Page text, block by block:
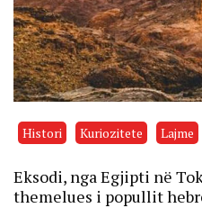
Histori Kuriozitete Lajme
Eksodi, nga Egjipti në
themelues i popullit